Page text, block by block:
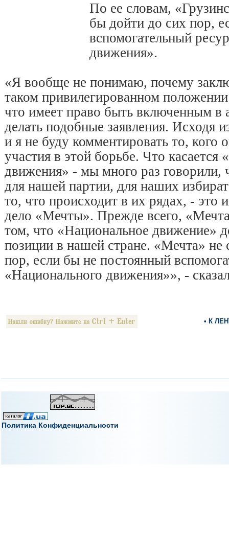
По ее словам,
бы дойти до сих пор,
вспомогательный
движения».
«Я вообще не понимаю, почему
таком привилегированном
что имеет право быть включенным в
делать подобные заявления. Исходя
и я не буду комментировать то, кого
участия в этой борьбе. Что касается
движения» - мы много раз говорили,
для нашей партии, для наших
то, что происходит в их рядах, - это
дело «Мечты». Прежде всего,
том, что «Национальное движение»
позиции в нашей стране. «Мечта» не
пор, если бы не постоянный
«Национального движения»», -
• К
Политика Конфиденциальности